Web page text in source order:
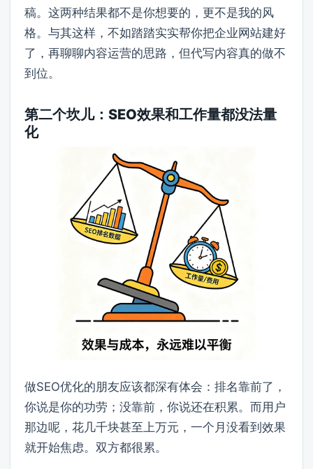
稿。这两种结果都不是你想要的，更不是我的风
格。与其这样，不如踏踏实实帮你把企业网站建好
了，再聊聊内容运营的思路，但代写内容真的做不
到位。
第二个坎儿：SEO效果和工作量都没法量
化
做SEO优化的朋友应该都深有体会：排名靠前了，
你说是你的功劳；没靠前，你说还在积累。而用户
那边呢，花几千块甚至上万元，一个月没看到效果
就开始焦虑。双方都很累。